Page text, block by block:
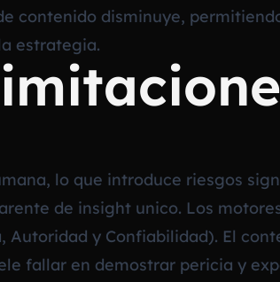
contenido disminuye,
estrategia.
lo que introduce riesgos
de insight unico. Los
Autoridad y Confiabilidad). El
fallar en demostrar pericia y